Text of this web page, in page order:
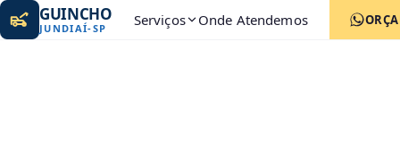
GUINCHO
JUNDIAÍ-SP Serviços Onde Atendemos